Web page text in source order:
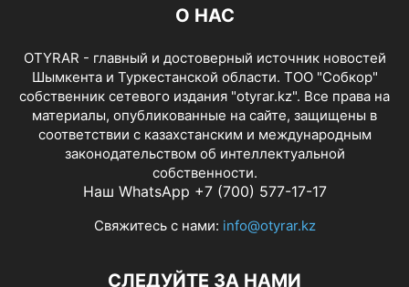
О НАС
OTYRAR - главный и достоверный источник новостей
Шымкента и Туркестанской области. ТОО "Собкор"
собственник сетевого издания "otyrar.kz". Все права на
материалы, опубликованные на сайте, защищены в
соответствии с казахстанским и международным
законодательством об интеллектуальной
собственности.
Наш WhatsApp +7 (700) 577-17-17
Свяжитесь с нами: info@otyrar.kz
СЛЕДУЙТЕ ЗА НАМИ